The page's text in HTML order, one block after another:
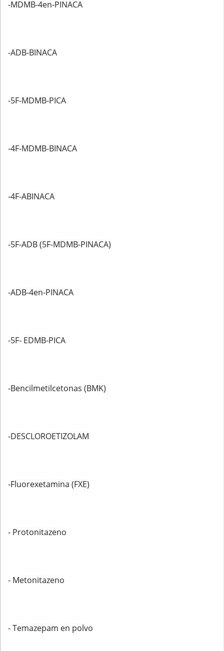
-MDMB-4en-PINACA
-ADB-BINACA
-5F-MDMB-PICA
-4F-MDMB-BINACA
-4F-ABINACA
-5F-ADB (5F-MDMB-PINACA)
-ADB-4en-PINACA
-5F- EDMB-PICA
-Bencilmetilcetonas (BMK)
-DESCLOROETIZOLAM
-Fluorexetamina (FXE)
- Protonitazeno
- Metonitazeno
- Temazepam en polvo